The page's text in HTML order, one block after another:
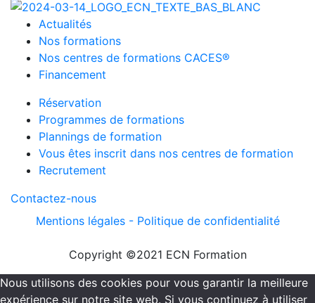
Actualités
Nos formations
Nos centres de formations CACES®
Financement
Réservation
Programmes de formations
Plannings de formation
Vous êtes inscrit dans nos centres de formation
Recrutement
Contactez-nous
Mentions légales - Politique de confidentialité
Copyright ©2021 ECN Formation
Nous utilisons des cookies pour vous garantir la meilleure
expérience sur notre site web. Si vous continuez à utiliser